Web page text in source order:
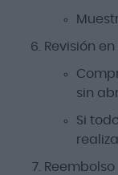
Revisión
sin
Si
Reembolso